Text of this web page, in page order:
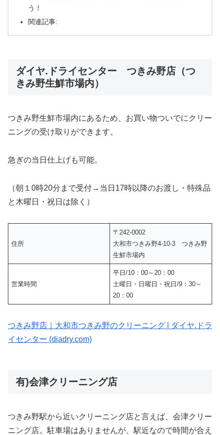
う！
関連記事:
ダイヤ.ドライセンター つきみ野店（つ
きみ野生鮮市場内）
つきみ野生鮮市場内にあるため、お買い物ついでにクリー
ニングの受け取りができます。
急ぎの当日仕上げも可能。
（朝１0時20分まで受付→当日17時以降のお渡し・特殊品
と木曜日・祝日は除く）
住所
〒242-0002
大和市つきみ野4-10-3 つきみ野
生鮮市場内
営業時間
平日/10：00～20：00
土曜日・日曜日・祝日/9：30～
20：00
つきみ野店｜大和市つきみ野のクリーニング | ダイヤ.ドラ
イセンター (diadry.com)
有)会津クリーニング店
つきみ野駅から近いクリーニング店と言えば、会津クリー
ニング店。駐車場はありませんが、駅近なので時間が合え